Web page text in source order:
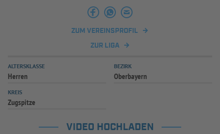
ZUM VEREINSPROFIL
ZUR LIGA
ALTERSKLASSE
Herren
BEZIRK
Oberbayern
KREIS
Zugspitze
VIDEO HOCHLADEN